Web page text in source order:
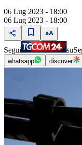
06 Lug 2023 - 18:00
06 Lug 2023 - 18:00
Segui su
whatsapp discover